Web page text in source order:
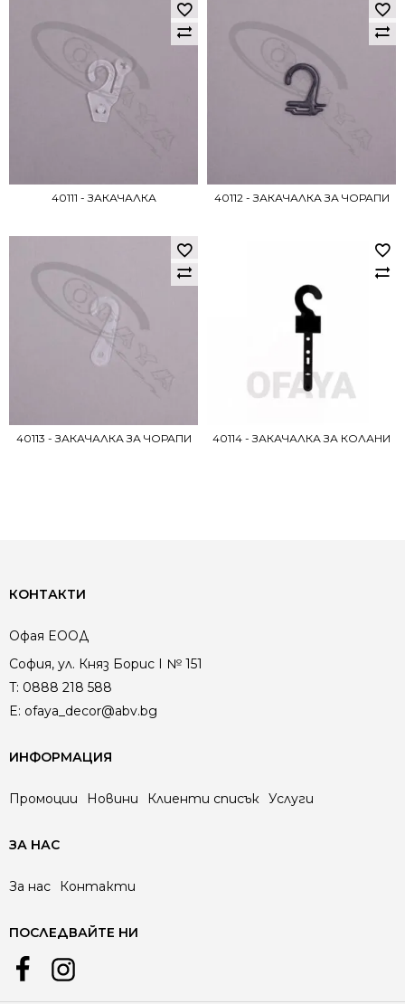
40111 - ЗАКАЧАЛКА 40112 - ЗАКАЧАЛКА ЗА ЧОРАПИ
40113 - ЗАКАЧАЛКА ЗА ЧОРАПИ 40114 - ЗАКАЧАЛКА ЗА КОЛАНИ
КОНТАКТИ
Офая EООД
София, ул. Княз Борис I № 151
T: 0888 218 588
E: ofaya_decor@abv.bg
ИНФОРМАЦИЯ
Промоции Новини Клиенти списък Услуги
ЗА НАС
За нас Контакти
ПОСЛЕДВАЙТЕ НИ